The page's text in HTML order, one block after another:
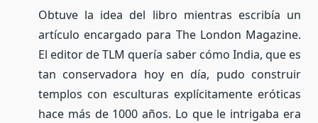
Obtuve la idea del libro mientras escribía un
artículo encargado para The London Magazine.
El editor de TLM quería saber cómo India, que es
tan conservadora hoy en día, pudo construir
templos con esculturas explícitamente eróticas
hace más de 1000 años. Lo que le intrigaba era